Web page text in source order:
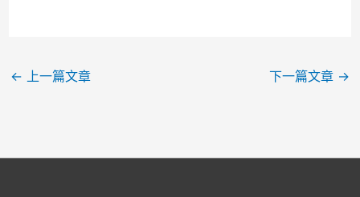
← 上一篇文章 下一篇文章 →